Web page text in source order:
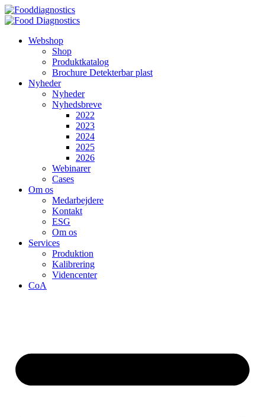
Videre
til
Webshop
Shop
Produktkatalog
Brochure Detekterbar plast
Nyheder
Nyheder
Nyhedsbreve
2022
2023
2024
2025
2026
Webinarer
Cases
Om os
Medarbejdere
Kontakt
ESG
Om os
Services
Produktion
Kalibrering
Videncenter
CoA